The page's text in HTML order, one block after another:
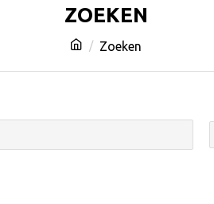
Zoeken
ZOEKEN